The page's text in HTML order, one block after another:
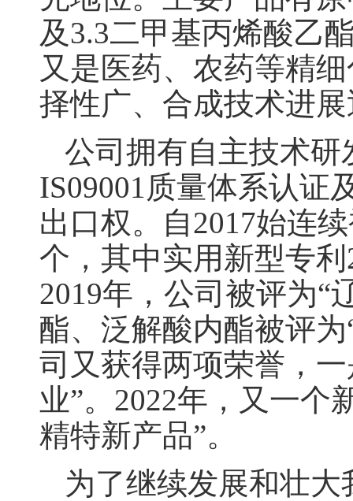
及3.3二甲基丙烯酸乙
又是医药、农药等精
择性广、合成技术进
公司拥有自主技术
IS09001质量体系认证
出口权。自2017始连
个，其中实用新型专
2019年，公司被评为“
酯、泛解酸内酯被评
司又获得两项荣誉，
业”。2022年，又一个
精特新产品”。
为了继续发展和壮